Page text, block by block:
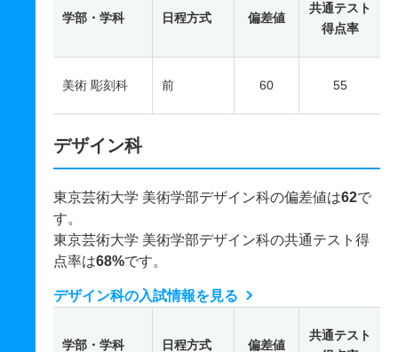
学部・学科 日程方式 偏差値
共通テスト
得点率
美術 彫刻科 前 60 55
デザイン科
東京芸術大学 美術学部デザイン科の偏差値は62で
す。
東京芸術大学 美術学部デザイン科の共通テスト得
点率は68%です。
デザイン科の入試情報を見る
学部・学科 日程方式 偏差値
共通テスト